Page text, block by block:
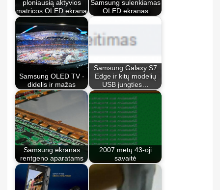
ploniausią aktyvios
matricos OLED ekraną
Samsung sulenkiamas
OLED ekranas
Samsung OLED TV -
didelis ir mažas
Samsung Galaxy S7
Edge ir kitų modelių
USB jungties…
Samsung ekranas
rentgeno aparatams
2007 metų 43-oji
savaitė